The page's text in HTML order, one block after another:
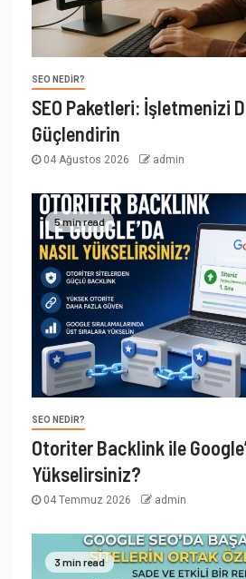
SEO NEDIR?
SEO Paketleri: İşletmenizi
Güçlendirin
04 Ağustos 2026 admin
5 min read
SEO NEDIR?
Otoriter Backlink ile
Yükselirsiniz?
04 Temmuz 2026 admin
3 min read